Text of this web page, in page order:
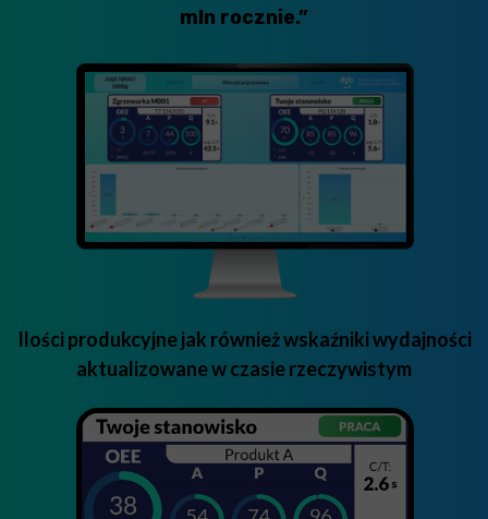
Ilości produkcyjne jak również wskaźniki wydajności
aktualizowane w czasie rzeczywistym
mln rocznie.”